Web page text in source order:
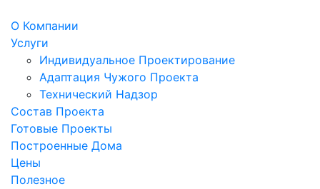
О Компании
Услуги
Индивидуальное Проектирование
Адаптация Чужого Проекта
Технический Надзор
Состав Проекта
Готовые Проекты
Построенные Дома
Цены
Полезное